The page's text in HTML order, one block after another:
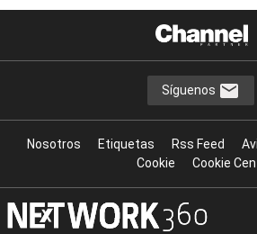
Síguenos
Nosotros Etiquetas Rss Feed
Cookie
Cookie